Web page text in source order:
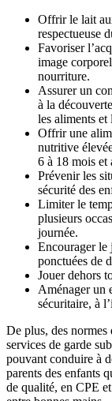
Offrir le lait
respectueuse
Favoriser
image
nourriture.
Assurer un
à la
les aliments
Offrir une
nutritive
6 à 18 mois et
Prévenir les
sécurité des
Limiter le
plusieurs
journée.
Encourager le
ponctuées de
Jouer dehors
Aménager un
sécuritaire, à
De plus, des normes
services de garde
pouvant conduire à
parents des enfants
de qualité, en CPE